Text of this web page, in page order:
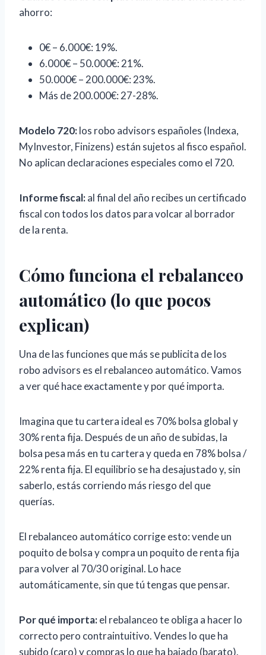
ahorro:
0€ – 6.000€: 19%.
6.000€ – 50.000€: 21%.
50.000€ – 200.000€: 23%.
Más de 200.000€: 27-28%.
Modelo 720:los robo advisors españoles (Indexa,
MyInvestor, Finizens) están sujetos al fisco español.
No aplican declaraciones especiales como el 720.
Informe fiscal:al final del año recibes un certificado
fiscal con todos los datos para volcar al borrador
de la renta.
Cómo funciona el rebalanceo
automático (lo que pocos
explican)
Una de las funciones que más se publicita de los
robo advisors es el rebalanceo automático. Vamos
a ver qué hace exactamente y por qué importa.
Imagina que tu cartera ideal es 70% bolsa global y
30% renta fija. Después de un año de subidas, la
bolsa pesa más en tu cartera y queda en 78% bolsa /
22% renta fija. El equilibrio se ha desajustado y, sin
saberlo, estás corriendo más riesgo del que
querías.
El rebalanceo automático corrige esto: vende un
poquito de bolsa y compra un poquito de renta fija
para volver al 70/30 original. Lo hace
automáticamente, sin que tú tengas que pensar.
Por qué importa:el rebalanceo te obliga a hacer lo
correcto pero contraintuitivo. Vendes lo que ha
subido (caro) y compras lo que ha bajado (barato).